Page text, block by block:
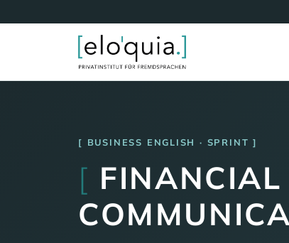
BUSINESS ENGLISH · SPRINT
[ FINANCIAL